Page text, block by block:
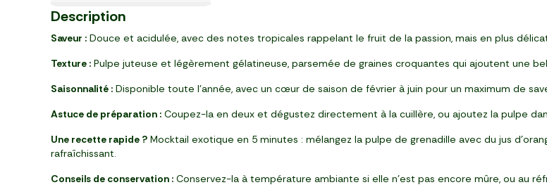
3,90 €
2,79 €
1,89 €
2,99 €
1,25 €
3,29 €
1,99 €
1,99 €
4,59 €
Ultra-frais
2,46 €
Nouveau
2,79 €
2,29 €
10, 49€
le 2ème à -50%
6,69 €
2,39 €
Description
Saveur : Douce et acidulée, avec des notes tropicales rappelant le fruit de la passion, mais en plus
Texture : Pulpe juteuse et légèrement gélatineuse, parsemée de graines croquantes qui ajoutent une
Saisonnalité : Disponible toute l’année, avec un cœur de saison de février à juin pour un maximum de
Astuce de préparation : Coupez-la en deux et dégustez directement à la cuillère, ou ajoutez la pulpe
Une recette rapide ? Mocktail exotique en 5 minutes : mélangez la pulpe de grenadille avec du jus
rafraîchissant.
Conseils de conservation : Conservez-la à température ambiante si elle n’est pas encore mûre, ou au